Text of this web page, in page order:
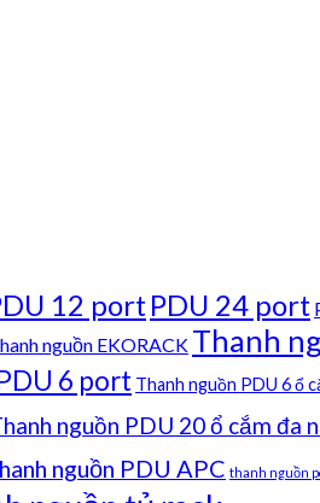
12 port PDU 24 port
nguồn EKORACK Thanh
6 port Thanh nguồn PDU 6 ổ
nguồn PDU 20 ổ cắm đa
nguồn PDU APC thanh nguồn